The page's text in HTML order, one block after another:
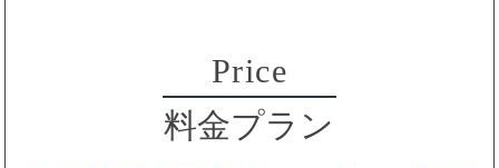
Price
料金プラン